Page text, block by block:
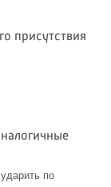
присутствия
по